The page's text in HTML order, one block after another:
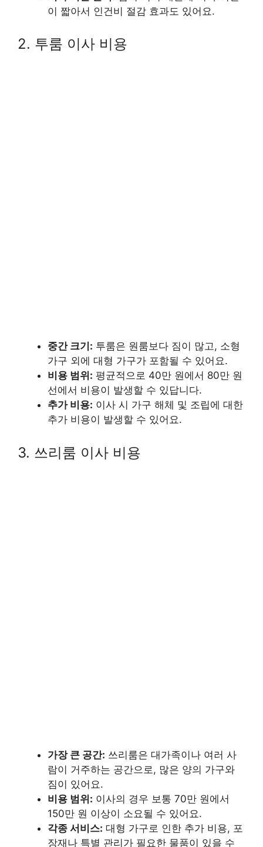
이 짧아서 인건비 절감 효과도 있어요.
2. 투룸 이사 비용
중간 크기: 투룸은 원룸보다 짐이 많고, 소형
가구 외에 대형 가구가 포함될 수 있어요.
비용 범위: 평균적으로 40만 원에서 80만 원
선에서 비용이 발생할 수 있답니다.
추가 비용: 이사 시 가구 해체 및 조립에 대한
추가 비용이 발생할 수 있어요.
3. 쓰리룸 이사 비용
가장 큰 공간: 쓰리룸은 대가족이나 여러 사
람이 거주하는 공간으로, 많은 양의 가구와
짐이 있어요.
비용 범위: 이사의 경우 보통 70만 원에서
150만 원 이상이 소요될 수 있어요.
각종 서비스: 대형 가구로 인한 추가 비용, 포
장재나 특별 관리가 필요한 물품이 있을 수